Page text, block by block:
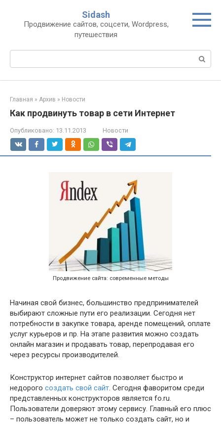
контенту
Sidash
Продвижение сайтов, соцсети, Wordpress,
путешествия
Главная » Архив » Новости
Как продвинуть товар в сети Интернет
Опубликовано: 13.11.2013 Новости
Продвижение сайта: современные методы
Начиная свой бизнес, большинство предпринимателей
выбирают сложные пути его реализации. Сегодня нет
потребности в закупке товара, аренде помещений, оплате
услуг курьеров и пр. На этапе развития можно создать
онлайн магазин и продавать товар, перепродавая его
через ресурсы производителей.
Конструктор интернет сайтов позволяет быстро и
недорого создать свой сайт. Сегодня фаворитом среди
представленных конструкторов является fo.ru.
Пользователи доверяют этому сервису. Главный его плюс
– пользователь может не только создать сайт, но и